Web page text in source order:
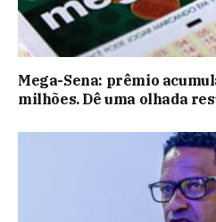
Mega-Sena: prêmio
milhões. Dê uma olhada